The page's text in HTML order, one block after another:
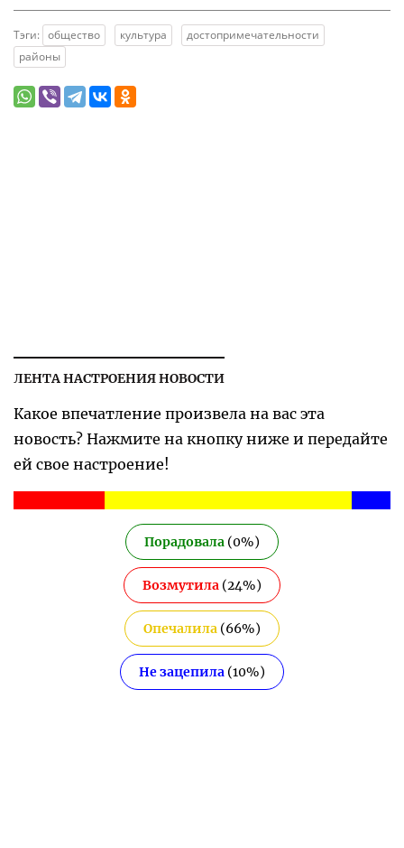
Тэги: общество культура
достопримечательности
районы
ЛЕНТА НАСТРОЕНИЯ НОВОСТИ
Какое впечатление произвела на вас эта
новость? Нажмите на кнопку ниже и передайте
ей свое настроение!
Порадовала (0%)
Возмутила (24%)
Опечалила (66%)
Не зацепила (10%)